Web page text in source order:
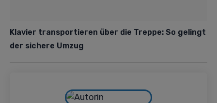
Klavier transportieren über die Treppe: So gelingt
der sichere Umzug